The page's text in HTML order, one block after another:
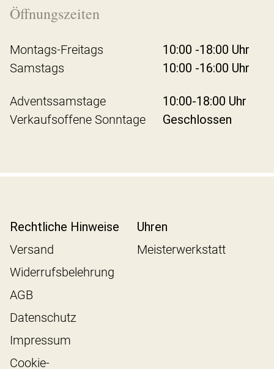
Öffnungszeiten
Montags-Freitags
10:00 -18:00 Uhr
Samstags
10:00 -16:00 Uhr
Adventssamstage
10:00-18:00 Uhr
Verkaufsoffene Sonntage
Geschlossen
Rechtliche Hinweise
Versand
Widerrufsbelehrung
AGB
Datenschutz
Impressum
Cookie-
Uhren
Meisterwerkstatt